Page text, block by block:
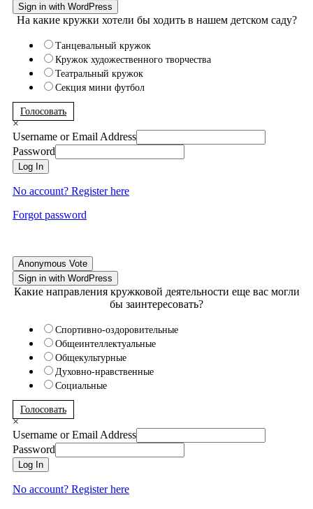
Sign in with WordPress
На какие кружки хотели бы ходить в нашем детском саду?
Танцевальный кружок
Кружок художественного творчества
Театральный кружок
Секция мини футбол
Голосовать
×
Username or Email Address
Password
Log In
No account? Register here
Forgot password
Anonymous Vote
Sign in with WordPress
Какие направления кружковой деятельности еще вас могли
бы заинтересовать?
Спортивно-оздоровительные
Общеинтеллектуальные
Общекультурные
Духовно-нравственные
Социальные
Голосовать
×
Username or Email Address
Password
Log In
No account? Register here